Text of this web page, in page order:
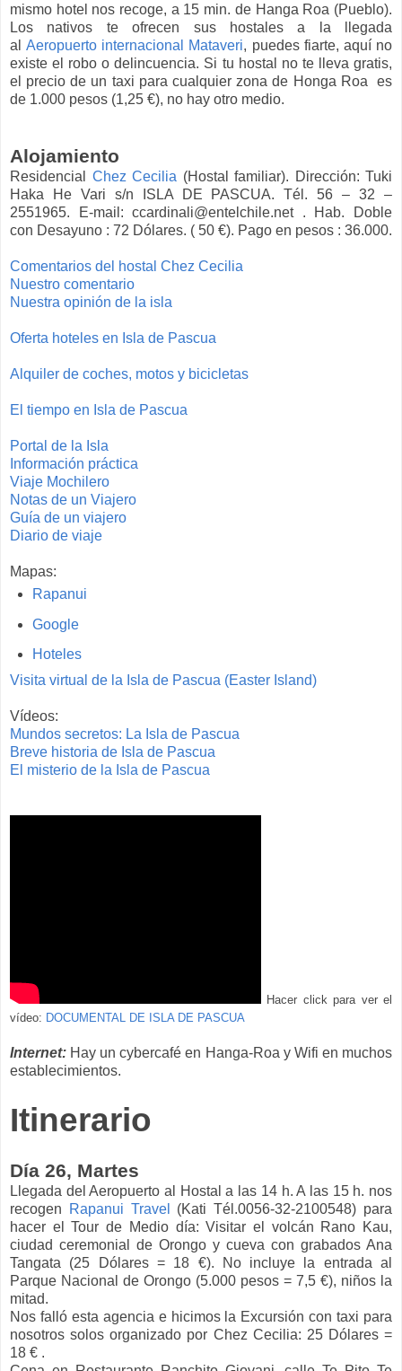
mismo hotel nos recoge, a 15 min. de Hanga Roa (Pueblo).
Los nativos te ofrecen sus hostales a la llegada
alAeropuerto internacional Mataveri, puedes fiarte, aquí no
existe el robo o delincuencia. Si tu hostal no te lleva gratis,
el precio de un taxi para cualquier zona de Honga Roa es
de 1.000 pesos (1,25 €), no hay otro medio.
Alojamiento
Residencial Chez Cecilia (Hostal familiar). Dirección: Tuki
Haka He Vari s/n ISLA DE PASCUA. Tél. 56 – 32 –
2551965. E-mail: ccardinali@entelchile.net . Hab. Doble
con Desayuno : 72 Dólares. ( 50 €). Pago en pesos : 36.000.
Comentarios del hostal Chez Cecilia
Nuestro comentario
Nuestra opinión de la isla
Oferta hoteles en Isla de Pascua
Alquiler de coches, motos y bicicletas
El tiempo en Isla de Pascua
Portal de la Isla
Información práctica
Viaje Mochilero
Notas de un Viajero
Guía de un viajero
Diario de viaje
Mapas:
Rapanui
Google
Hoteles
Visita virtual de la Isla de Pascua (Easter Island)
Vídeos:
Mundos secretos: La Isla de Pascua
Breve historia de Isla de Pascua
El misterio de la Isla de Pascua
Hacer click para ver el
vídeo: DOCUMENTAL DE ISLA DE PASCUA
Internet: Hay un cybercafé en Hanga-Roa y Wifi en muchos
establecimientos.
Itinerario
Día 26, Martes
Llegada del Aeropuerto al Hostal a las 14 h. A las 15 h. nos
recogen
Rapanui Travel (Kati Tél.0056-32-2100548) para
hacer el Tour de Medio día: Visitar el volcán Rano Kau,
ciudad ceremonial de Orongo y cueva con grabados Ana
Tangata (25 Dólares = 18 €). No incluye la entrada al
Parque Nacional de Orongo (5.000 pesos = 7,5 €), niños la
mitad.
Nos falló esta agencia e hicimos la Excursión con taxi para
nosotros solos organizado por Chez Cecilia: 25 Dólares =
18 € .